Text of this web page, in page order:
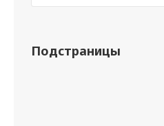
Подстраницы